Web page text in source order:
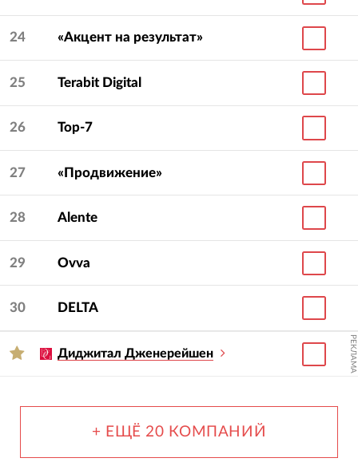
24 «Акцент на результат»
25 Terabit Digital
26 Top-7
27 «Продвижение»
28 Alente
29 Ovva
30 DELTA
Диджитал Дженерейшен РЕКЛАМА
+ ЕЩЁ 20 КОМПАНИЙ